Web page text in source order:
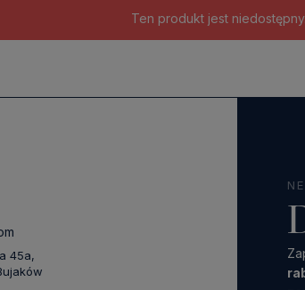
Ten produkt jest niedostępny.
45a,